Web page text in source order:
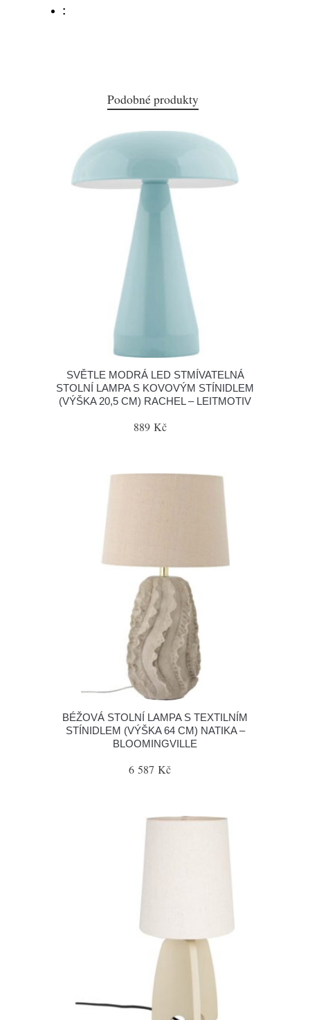
:
Podobné produkty
SVĚTLE MODRÁ LED STMÍVATELNÁ
STOLNÍ LAMPA S KOVOVÝM STÍNIDLEM
(VÝŠKA 20,5 CM) RACHEL – LEITMOTIV
889 Kč
BÉŽOVÁ STOLNÍ LAMPA S TEXTILNÍM
STÍNIDLEM (VÝŠKA 64 CM) NATIKA –
BLOOMINGVILLE
6 587 Kč